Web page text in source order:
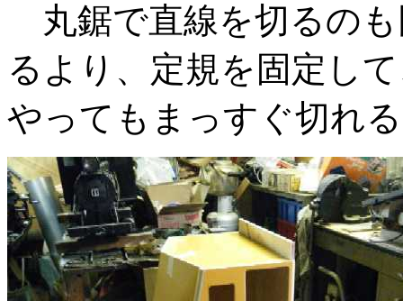
丸鋸で直線を切るの
るより、定規を固定し
やってもまっすぐ切れ